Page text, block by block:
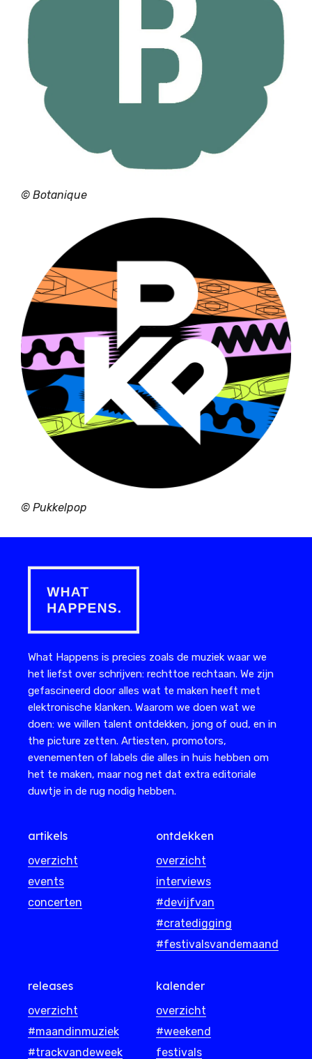
© Botanique
© Pukkelpop
What Happens is precies zoals de muziek waar we
het liefst over schrijven: rechttoe rechtaan. We zijn
gefascineerd door alles wat te maken heeft met
elektronische klanken. Waarom we doen wat we
doen: we willen talent ontdekken, jong of oud, en in
the picture zetten. Artiesten, promotors,
evenementen of labels die alles in huis hebben om
het te maken, maar nog net dat extra editoriale
duwtje in de rug nodig hebben.
artikels
overzicht
events
concerten
ontdekken
overzicht
interviews
#devijfvan
#cratedigging
#festivalsvandemaand
releases
overzicht
#maandinmuziek
#trackvandeweek
kalender
overzicht
#weekend
festivals